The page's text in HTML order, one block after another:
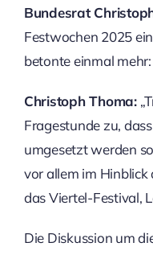
Bundesrat
Festwochen 2025
betonte einmal
Christoph Thoma:
Fragestunde zu,
umgesetzt werden
vor allem im Hinblick
das Viertel-Festival,
Die Diskussion um